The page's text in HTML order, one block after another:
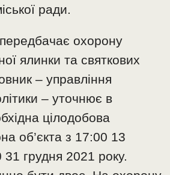
ради.
передбачає охорону
ялинки та святкових
– управління
– уточнює в
цілодобова
об’єкта з 17:00 13
грудня 2021 року.